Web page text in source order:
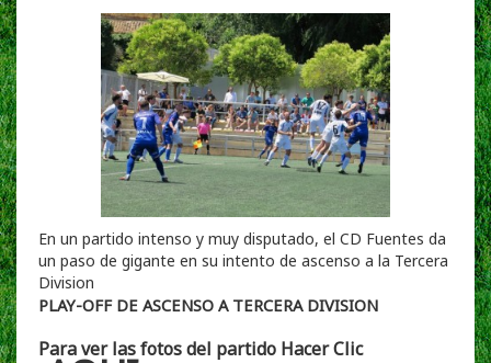
En un partido intenso y muy disputado, el CD Fuentes da
un paso de gigante en su intento de ascenso a la Tercera
Division
PLAY-OFF DE ASCENSO A TERCERA DIVISION
Para ver las fotos del partido Hacer Clic